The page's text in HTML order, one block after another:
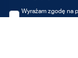
Wyrażam zgodę na